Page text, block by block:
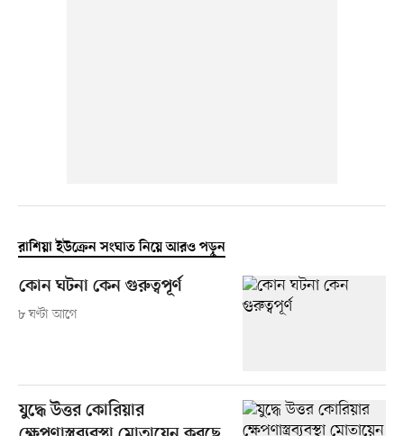
রাশিয়া ইউক্রেন সংঘাত নিয়ে আরও পড়ুন
কোন ঘটনা কেন গুরুত্বপূর্ণ
৮ ঘণ্টা আগে
যুদ্ধে উত্তর কোরিয়ার